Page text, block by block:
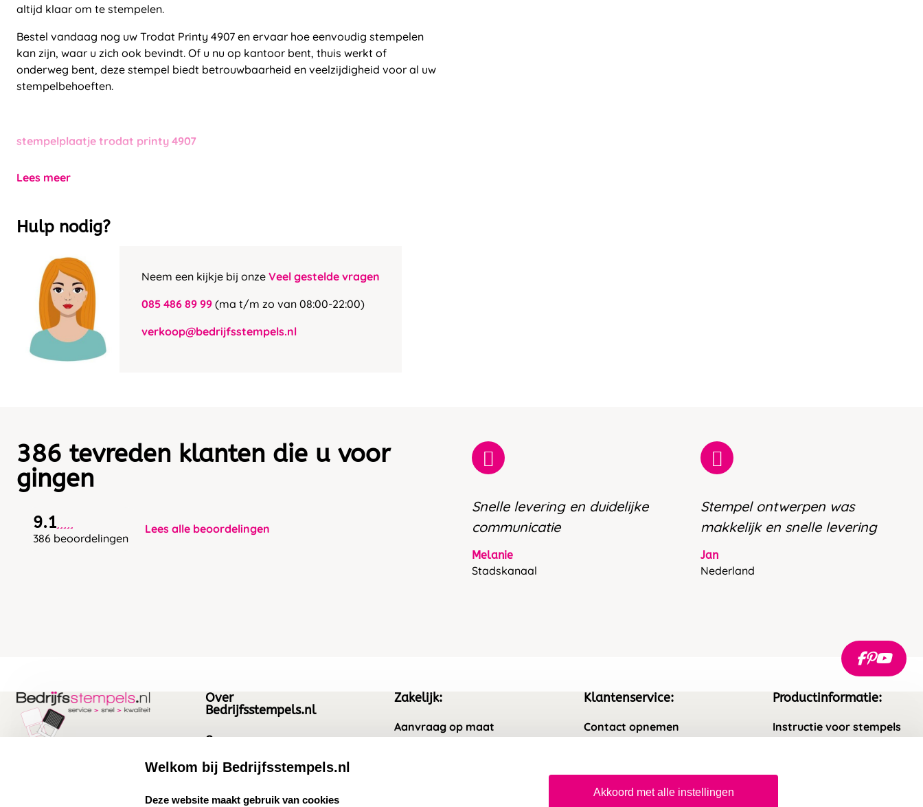
altijd klaar om te stempelen.
Bestel vandaag nog uw Trodat Printy 4907 en ervaar hoe eenvoudig stempelen
kan zijn, waar u zich ook bevindt. Of u nu op kantoor bent, thuis werkt of
onderweg bent, deze stempel biedt betrouwbaarheid en veelzijdigheid voor al uw
stempelbehoeften.
stempelplaatje trodat printy 4907
Lees meer
Hulp nodig?
Neem een kijkje bij onze Veel gestelde vragen
085 486 89 99 (ma t/m zo van 08:00-22:00)
verkoop@bedrijfsstempels.nl
386 tevreden klanten die u voor
gingen
9.1
386 beoordelingen
Lees alle beoordelingen
Snelle levering en duidelijke
communicatie
Melanie
Stadskanaal
Stempel ontwerpen was
makkelijk en snelle levering
Jan
Nederland
Over
Bedrijfsstempels.nl
Over ons
Bedrijfsgegevens
Zakelijk:
Aanvraag op maat
Klantenservice:
Contact opnemen
Retourneren
Productinformatie:
Instructie voor stempels
Safety Sheets
Welkom bij Bedrijfsstempels.nl
Deze website maakt gebruik van cookies
Akkoord met alle instellingen